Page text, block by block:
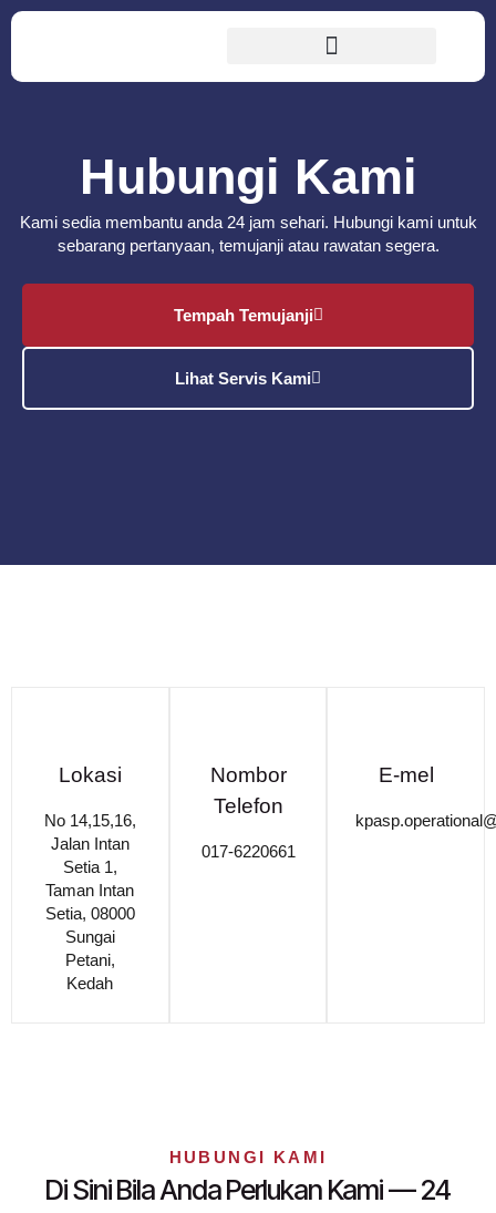
Hubungi Kami
Kami sedia membantu anda 24 jam sehari. Hubungi kami untuk
sebarang pertanyaan, temujanji atau rawatan segera.
Tempah Temujanji
Lihat Servis Kami
Lokasi
No 14,15,16,
Jalan Intan
Setia 1,
Taman Intan
Setia, 08000
Sungai
Petani,
Kedah
Nombor
Telefon
017-6220661
E-mel
HUBUNGI KAMI
Di Sini Bila Anda Perlukan Kami — 24